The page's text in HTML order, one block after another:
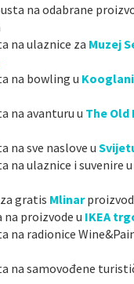
na odabrane
na ulaznice za Muzej
na bowling u
na avanturu u The Old
na sve naslove u
na ulaznice i suvenire u
gratis Mlinar
na proizvode u IKEA
na radionice
na samovođene